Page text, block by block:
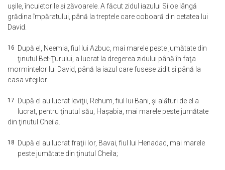
uşile, încuietorile şi zăvoarele. A făcut zidul iazului Siloe lângă
grădina împăratului, până la treptele care coboară din cetatea lui
David.
16 După el, Neemia, fiul lui Azbuc, mai marele peste jumătate din
ţinutul Bet-Ţurului, a lucrat la dregerea zidului până în faţa
mormintelor lui David, până la iazul care fusese zidit şi până la
casa vitejilor.
17 După el au lucrat leviţii, Rehum, fiul lui Bani, şi alături de el a
lucrat, pentru ţinutul său, Haşabia, mai marele peste jumătate
din ţinutul Cheila.
18 După el au lucrat fraţii lor, Bavai, fiul lui Henadad, mai marele
peste jumătate din ţinutul Cheila;